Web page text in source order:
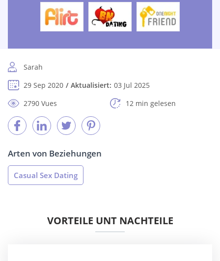
Sarah
29 Sep 2020
Aktualisiert: 03 Jul 2025
2790 Vues
12 min gelesen
Arten von Beziehungen
Casual Sex Dating
VORTEILE UNT NACHTEILE